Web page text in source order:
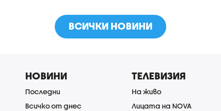
ВСИЧКИ НОВИНИ
НОВИНИ
Последни
Всичко от днес
ТЕЛЕВИЗИЯ
На живо
Лицата на NOVA